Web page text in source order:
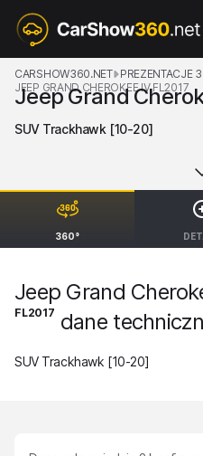
360°
CARSHOW360.NET PREZENTACJE
JEEP GRAND CHEROKEE IV FL2017
Jeep Grand
SUV Trackhawk [10-20]
Jeep Grand
FL2017 dane
SUV Trackhawk [10-20]